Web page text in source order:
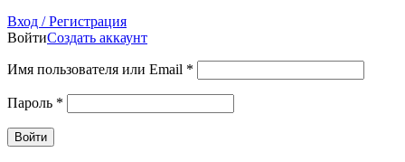
Вход / Регистрация
ВойтиСоздать аккаунт
Имя пользователя или Email *
Пароль *
Войти